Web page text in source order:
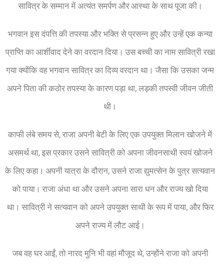
सावित्र के सम्मान में अत्यंत समर्पण और आस्था के साथ पूजा की।
भगवान इस दंपत्ति की तपस्या और भक्ति से प्रसन्न हुए और उन्हें एक कन्या
प्राप्ति का आर्शीवाद देने का वरदान दिया। उस बच्ची का नाम सावित्री रखा
गया क्योंकि वह भगवान सावित्र का दिव्य वरदान था। जैसा कि उसका जन्म
अपने पिता की कठोर तपस्या के कारण पड़ा था, लड़की तपस्वी जीवन जीती
थी।
काफी लंबे समय से, राजा अपनी बेटी के लिए एक उपयुक्त मिलान खोजने में
असमर्थ था, इस प्रकार उसने सावित्री को अपना जीवनसाथी स्वयं खोजने
के लिए कहा। अपनी यात्रा के दौरान, उसने राजा द्युमत्सेन के पुत्र सत्यवान
को पाया। राजा अंधा था और उसने अपना सारा धन और राज्य खो दिया
था। सावित्री ने सत्यवान को अपने उपयुक्त साथी के रूप में पाया, और फिर
अपने राज्य में लौट आई।
जब वह घर आईं, तो नारद मुनि भी वहां मौजूद थे, उन्होंने राजा को अपनी